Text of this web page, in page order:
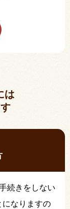
は
続きをしない
になりますの